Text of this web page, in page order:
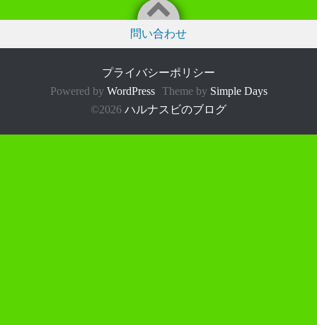
問い合わせ
プライバシーポリシー
Powered by WordPress Theme by Simple Days
©2026 ハルナスビのブログ